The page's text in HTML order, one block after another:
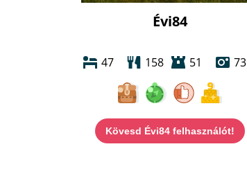
Évi84
47 158 51 73
Kövesd Évi84 felhasználót!